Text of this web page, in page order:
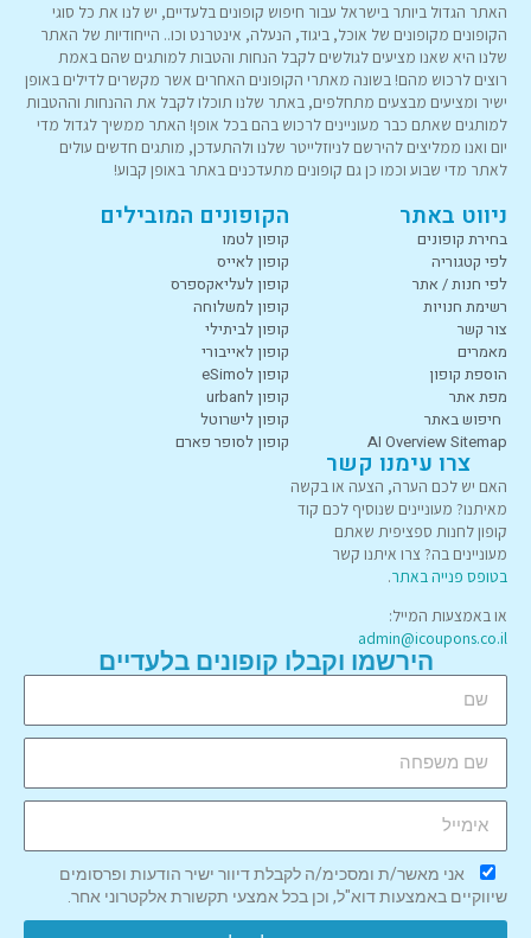
האתר הגדול ביותר בישראל עבור חיפוש קופונים בלעדיים, יש לנו את כל סוגי
הקופונים מקופונים של אוכל, ביגוד, הנעלה, אינטרנט וכו.. הייחודיות של האתר
שלנו היא שאנו מציעים לגולשים לקבל הנחות והטבות למותגים שהם באמת
רוצים לרכוש מהם! בשונה מאתרי הקופונים האחרים אשר מקשרים לדילים באופן
ישיר ומציעים מבצעים מתחלפים, באתר שלנו תוכלו לקבל את ההנחות וההטבות
למותגים שאתם כבר מעוניינים לרכוש בהם בכל אופן! האתר ממשיך לגדול מדי
יום ואנו ממליצים להירשם לניוזלייטר שלנו ולהתעדכן, מותגים חדשים עולים
לאתר מדי שבוע וכמו כן גם קופונים מתעדכנים באתר באופן קבוע!
ניווט באתר
בחירת קופונים
לפי קטגוריה
לפי חנות / אתר
רשימת חנויות
צור קשר
מאמרים
הוספת קופון
מפת אתר
חיפוש באתר
AI Overview Sitemap
הקופונים המובילים
קופון לטמו
קופון לאייס
קופון לעליאקספרס
קופון למשלוחה
קופון לביתילי
קופון לאייבורי
קופון לeSimo
קופון לurban
קופון לישרוטל
קופון לסופר פארם
צרו עימנו קשר
האם יש לכם הערה, הצעה או בקשה
מאיתנו? מעוניינים שנוסיף לכם קוד
קופון לחנות ספציפית שאתם
מעוניינים בה? צרו איתנו קשר
בטופס פנייה באתר.
או באמצעות המייל:
admin@icoupons.co.il
הירשמו וקבלו קופונים בלעדיים
אני מאשר/ת ומסכימ/ה לקבלת דיוור ישיר הודעות ופרסומים
שיווקיים באמצעות דוא"ל, וכן בכל אמצעי תקשורת אלקטרוני אחר.